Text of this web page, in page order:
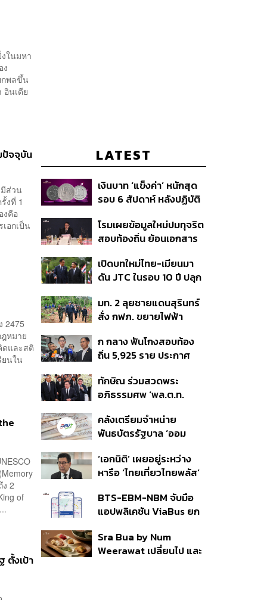
ในมหา
ง
พลขึ้น
นเดีย
ปัจจุบัน
ส่วน
งที่ 1
งคือ
อกเป็น
2475
หมาย
ดและสติ
นใน
2
of
ตั้งเป้า
LATEST
เงินบาท ‘แข็งค่า’ หนักสุด
รอบ 6 สัปดาห์ หลังปฏิบัติ
สหรัฐฯ-ญี่ปุ่น Standard
Chartered เปิดเป้าสิ้นปีนี้
ต่อดอลลาร์
โรมเผยข้อมูลใหม่ปมทุจริต
สอบท้องถิ่น ย้อนเอกสาร
อนุทิน จ่อสอบต่อเอี่ยว
ตัดตอน ม.บูรพา หรือไม่
เปิดบทใหม่ไทย-เมียนมา
ดัน JTC ในรอบ 10 ปี ปลุก
ชายแดน ท่าเรือน้ำลึก
ทวาย
มท. 2 ลุยชายแดนสุรินทร์
สั่ง กฟภ. ขยายไฟฟ้า
350’ เสริมความมั่นคง
ชายแดน
ก กลาง ฟันโกงสอบท้อง
ถิ่น 5,925 ราย ประกาศ
ราย รอ ป.ป.ช. ขีดเส้นแล้ว
เสร็จ 31 ส.ค.
ทักษิณ ร่วมสวดพระ
อภิธรรมศพ ‘พล.ต.ท.
สิน’ สิริอายุ 103 ปี แกนนำ
เพื่อไทย-บุคคลหลาก
คลังเตรียมจำหน่าย
พันธบัตรรัฐบาล ‘ออม
ก.ย.นี้ อาจเพิ่มสัดส่วนการ
ขายแบบ Small Lot First
‘เอกนิติ’ เผยอยู่ระหว่าง
หารือ ‘ไทยเที่ยวไทยพลัส’
แสนล้าน มั่นใจงบต่อ ‘ไทย
ช่วยไทย พลัส’ เฟส 2 มี
BTS-EBM-NBM จับมือ
แอปพลิเคชัน ViaBus ยก
รถไฟฟ้า 3 สายแบบเรียล
ไทม์
Sra Bua by Num
Weerawat เปลี่ยนไป และ